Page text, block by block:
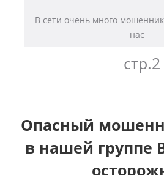
В сети очень много
нас
стр.2
Опасный
в нашей группе